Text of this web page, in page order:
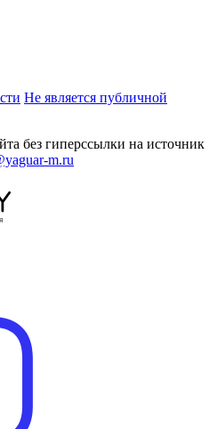
Не является публичной
без гиперссылки на источник
m.ru